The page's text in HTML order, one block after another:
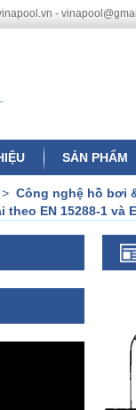
-
SẢN PHẨM
> Công nghệ hồ bơi
EN 15288-1 và